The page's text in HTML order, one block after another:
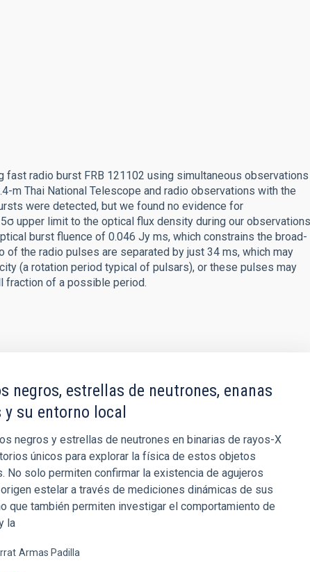
radio burst FRB 121102 using simultaneous observations
m Thai National Telescope and radio observations with the
were detected, but we found no evidence for
upper limit to the optical flux density during our observations
burst fluence of 0.046 Jy ms, which constrains the broad-
the radio pulses are separated by just 34 ms, which may
(a rotation period typical of pulsars), or these pulses may
fraction of a possible period.
negros, estrellas de neutrones, enanas
y su entorno local
negros y estrellas de neutrones en binarias de rayos-X
únicos para explorar la física de estos objetos
No solo permiten confirmar la existencia de agujeros
estelar a través de mediciones dinámicas de sus
que también permiten investigar el comportamiento de
la
Armas Padilla